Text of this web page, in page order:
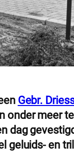
Gebr.
onder meer
dag
geluids- en